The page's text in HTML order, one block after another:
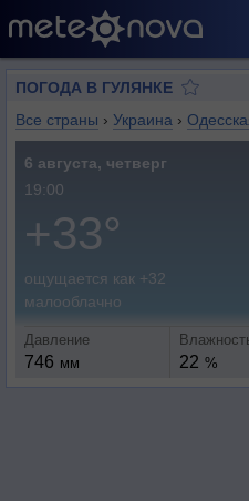
ПОГОДА В ГУЛЯНКЕ
Все страны › Украина ›
6 августа, четверг
19:00
+33°
ощущается как +32
малооблачно
Давление
746 мм 22 %